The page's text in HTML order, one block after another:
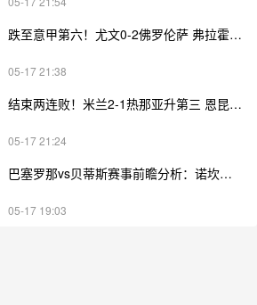
跌至意甲第六！尤文0-2佛罗伦萨 弗拉霍维奇、麦肯尼进球被吹
05-17 21:38
结束两连败！米兰2-1热那亚升第三 恩昆库造点+点射阿特卡梅破门
05-17 21:24
巴塞罗那vs贝蒂斯赛事前瞻分析：诺坎普告别战遇残阵劲旅
05-17 19:03